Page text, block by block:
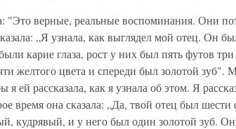
"Это верные, реальные воспоминания. Они
„Я узнала, как выглядел мой отец. Он
карие глаза, рост у них был пять футов
желтого цвета и спереди был золотой зуб".
ей рассказала, как я узнала об этом. Я
время она сказала: „Да, твой отец был шести
кудрявый, и у него был один золотой зуб.